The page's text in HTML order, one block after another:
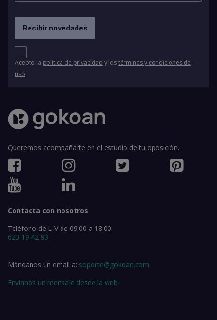
Acepto la política de privacidad y lostérminos y condiciones de
uso.
Queremos acompañarte en el estudio de tu oposición.
Contacta con nosotros
Teléfono de L-V de 09:00 a 18:00:
623 19 42 93
Mándanos un email a: soporte@gokoan.com
Envíanos un mensaje desde la web